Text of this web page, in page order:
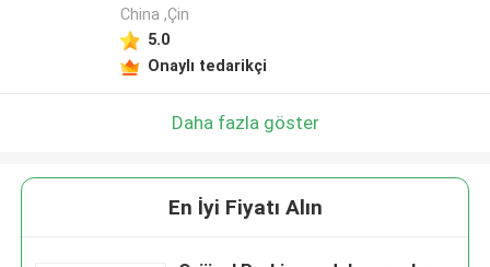
China ,Çin
5.0
Onaylı tedarikçi
Daha fazla göster
En İyi Fiyatı Alın